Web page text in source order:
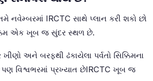
નવેમ્બરમાં IRCTC સાથે પ્લાન કરી શકો છો
એક ખૂબ જ સુંદર સ્થળ છે.
અને બરફથી ઢંકાયેલા પર્વતો સિક્કિમના
પણ વિશ્વભરમાં પ્રખ્યાત છેIRCTC ખૂબ જ